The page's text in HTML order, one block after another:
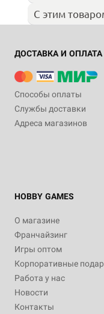
С этим
ДОСТАВКА И ОПЛАТА
Способы оплаты
Службы доставки
Адреса магазинов
HOBBY GAMES
О магазине
Франчайзинг
Игры оптом
Корпоративные
Работа у нас
Новости
Контакты